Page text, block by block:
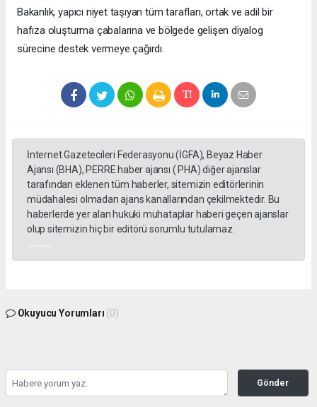
Bakanlık, yapıcı niyet taşıyan tüm tarafları, ortak ve adil bir
hafıza oluşturma çabalarına ve bölgede gelişen diyalog
sürecine destek vermeye çağırdı.
İnternet Gazetecileri Federasyonu (İGFA), Beyaz Haber
Ajansı (BHA), PERRE haber ajansı ( PHA) diğer ajanslar
tarafından eklenen tüm haberler, sitemizin editörlerinin
müdahalesi olmadan ajans kanallarından çekilmektedir. Bu
haberlerde yer alan hukuki muhataplar haberi geçen ajanslar
olup sitemizin hiç bir editörü sorumlu tutulamaz.
Okuyucu Yorumları (0)
Gönder